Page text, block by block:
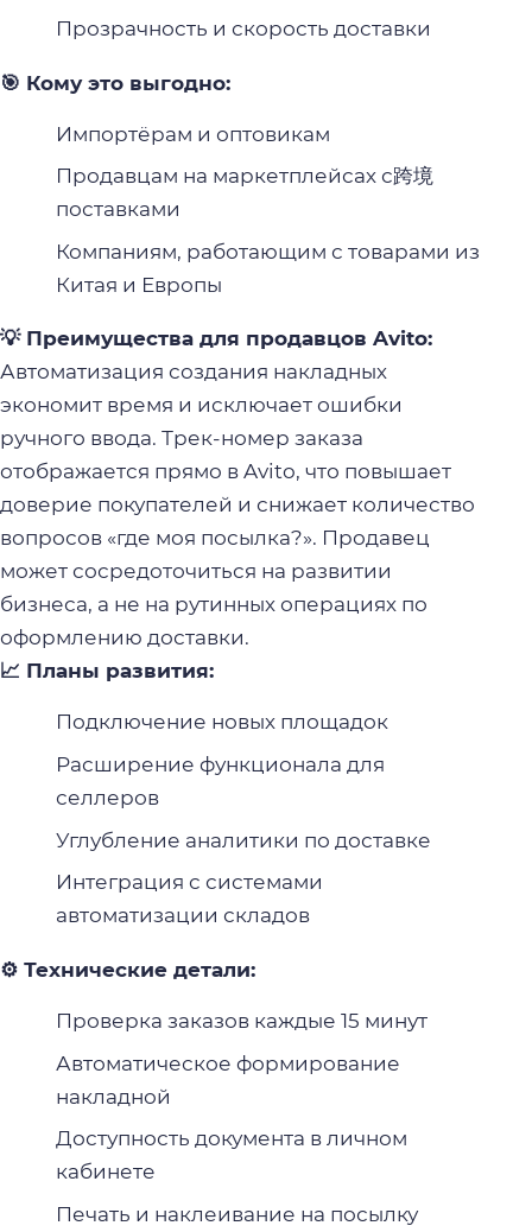
Прозрачность и скорость доставки
🎯 Кому это выгодно:
Импортёрам и оптовикам
Продавцам на маркетплейсах с跨境
поставками
Компаниям, работающим с товарами из
Китая и Европы
💡 Преимущества для продавцов Avito:
Автоматизация создания накладных
экономит время и исключает ошибки
ручного ввода. Трек-номер заказа
отображается прямо в Avito, что повышает
доверие покупателей и снижает количество
вопросов «где моя посылка?». Продавец
может сосредоточиться на развитии
бизнеса, а не на рутинных операциях по
оформлению доставки.
📈 Планы развития:
Подключение новых площадок
Расширение функционала для
селлеров
Углубление аналитики по доставке
Интеграция с системами
автоматизации складов
⚙️ Технические детали:
Проверка заказов каждые 15 минут
Автоматическое формирование
накладной
Доступность документа в личном
кабинете
Печать и наклеивание на посылку